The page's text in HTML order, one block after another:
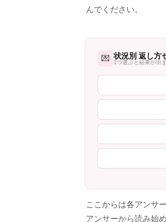
んでください。
💌 状況別 返し方
1つ選ぶと結果が出
ここからは各アンサ
アンサーから読み始